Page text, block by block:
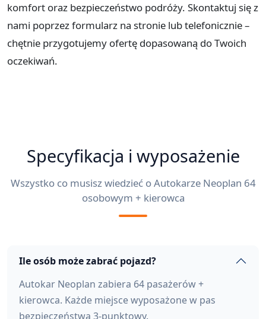
komfort oraz bezpieczeństwo podróży. Skontaktuj się z
nami poprzez formularz na stronie lub telefonicznie –
chętnie przygotujemy ofertę dopasowaną do Twoich
oczekiwań.
Specyfikacja i wyposażenie
Wszystko co musisz wiedzieć o Autokarze Neoplan 64
osobowym + kierowca
Ile osób może zabrać pojazd?
Autokar Neoplan zabiera 64 pasażerów +
kierowca. Każde miejsce wyposażone w pas
bezpieczeństwa 3-punktowy.